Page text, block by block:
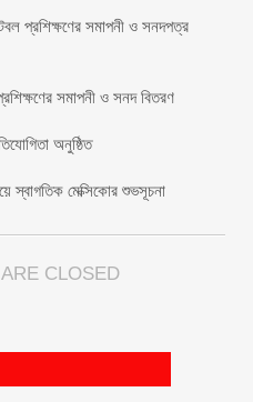
প্রশিক্ষণের সমাপনী ও সনদপত্র
সমাপনী ও সনদ বিতরণ
অনুষ্ঠিত
স্বাগতিক মেক্সিকোর শুভসূচনা
CLOSED